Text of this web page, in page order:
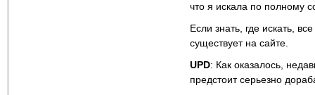
что я искала по полному
Если знать, где искать,
существует на сайте.
UPD: Как оказалось,
предстоит серьезно